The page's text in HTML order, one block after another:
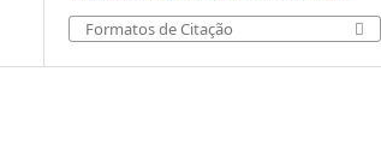
Formatos de Citação